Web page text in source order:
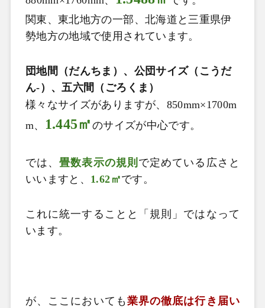
関東、東北地方の一部、北海道と三重県伊
勢地方の地域で使用されています。
団地間（だんちま）、公団サイズ（こうだ
ん-）、五六間（ごろくま）
様々なサイズがありますが、850mm×1700m
m、
1.445㎡ のサイズが中心です。
では、畳数表示の規則 で定めている広さと
いいますと、 1.62 ㎡です。
これに統一することと「規則」ではなって
います。
が、ここにおいても 業界の徹底は行き届い